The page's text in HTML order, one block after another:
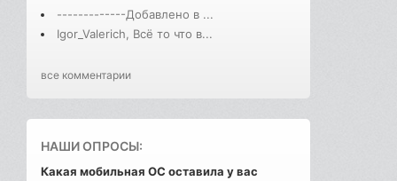
-------------Добавлено в ...
Igor_Valerich, Всё то что в...
все комментарии
НАШИ ОПРОСЫ:
Какая мобильная ОС оставила у вас